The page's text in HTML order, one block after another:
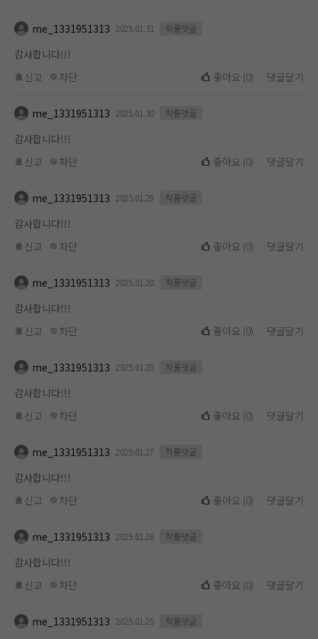
me_1331951313 2025.01.31 작품댓글
감사합니다!!!
신고
차단 좋아요 (0) 댓글달기
me_1331951313 2025.01.30 작품댓글
감사합니다!!!
신고
차단 좋아요 (0) 댓글달기
me_1331951313 2025.01.29 작품댓글
감사합니다!!!
신고
차단 좋아요 (0) 댓글달기
me_1331951313 2025.01.28 작품댓글
감사합니다!!!
신고
차단 좋아요 (0) 댓글달기
me_1331951313 2025.01.28 작품댓글
감사합니다!!!
신고
차단 좋아요 (0) 댓글달기
me_1331951313 2025.01.27 작품댓글
감사합니다!!!
신고
차단 좋아요 (0) 댓글달기
me_1331951313 2025.01.26 작품댓글
감사합니다!!!
신고
차단 좋아요 (0) 댓글달기
me_1331951313 2025.01.25 작품댓글